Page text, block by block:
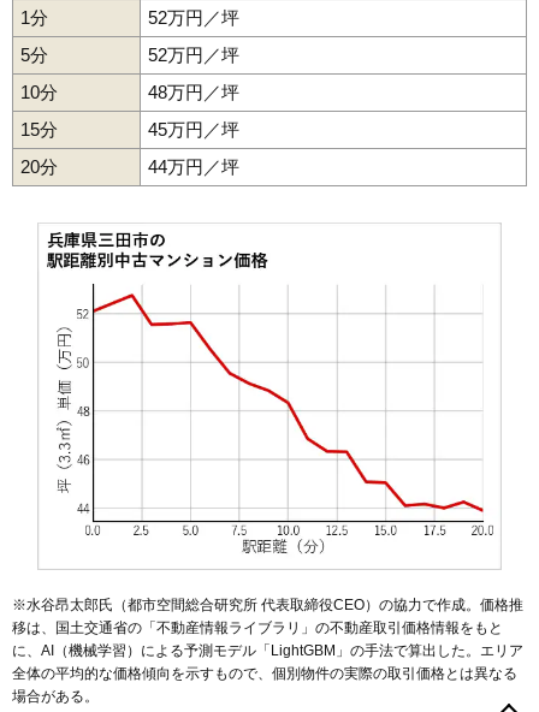
住所 兵庫県三田市すずかけ台3丁目
交通 南ウッディタウン駅（5分）
相場 3,680万円～3,980万円
(39.1万円/㎡~42.3万円/㎡)
マンションナビで
ウッディタウンすずかけ台アーバンコンフォー
住所 兵庫県三田市すずかけ台2丁目
交通 南ウッディタウン駅（4分）
相場 1,660万円～1,860万円
(19.1万円/㎡~21.4万円/㎡)
無料一括査定をする
藤和ハイタウン三田城山
住所 兵庫県三田市三輪3丁目
交通 三田駅（9分）
相場 2,090万円～2,290万円
1分
52万円／坪
5分
52万円／坪
10分
48万円／坪
15分
45万円／坪
20分
44万円／坪
※水谷昂太郎氏（都市空間総合研究所 代表取締役CEO）の協力で作成。価格推
移は、国土交通省の「不動産情報ライブラリ 」の不動産取引価格情報をもと
に、AI（機械学習）による予測モデル「LightGBM」の手法で算出した。エリア
全体の平均的な価格傾向を示すもので、個別物件の実際の取引価格とは異なる
場合がある。